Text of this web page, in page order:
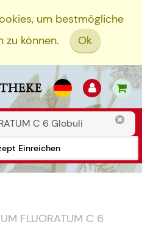
um bestmögliche
zu können.
Ok
Einreichen
FLUORATUM C 6